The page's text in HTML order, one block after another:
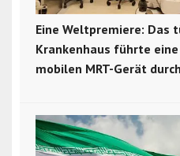
Eine Weltpremiere: Das
Krankenhaus führte
mobilen MRT-Gerät durch